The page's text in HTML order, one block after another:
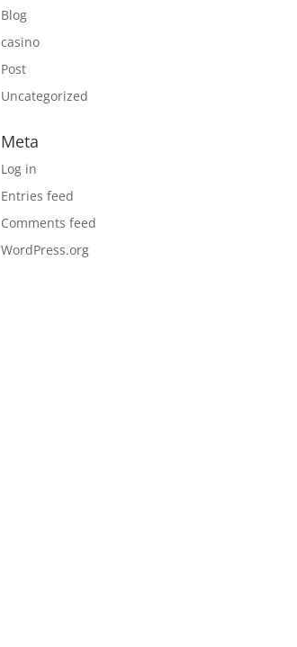
Blog
casino
Post
Uncategorized
Meta
Log in
Entries feed
Comments feed
WordPress.org